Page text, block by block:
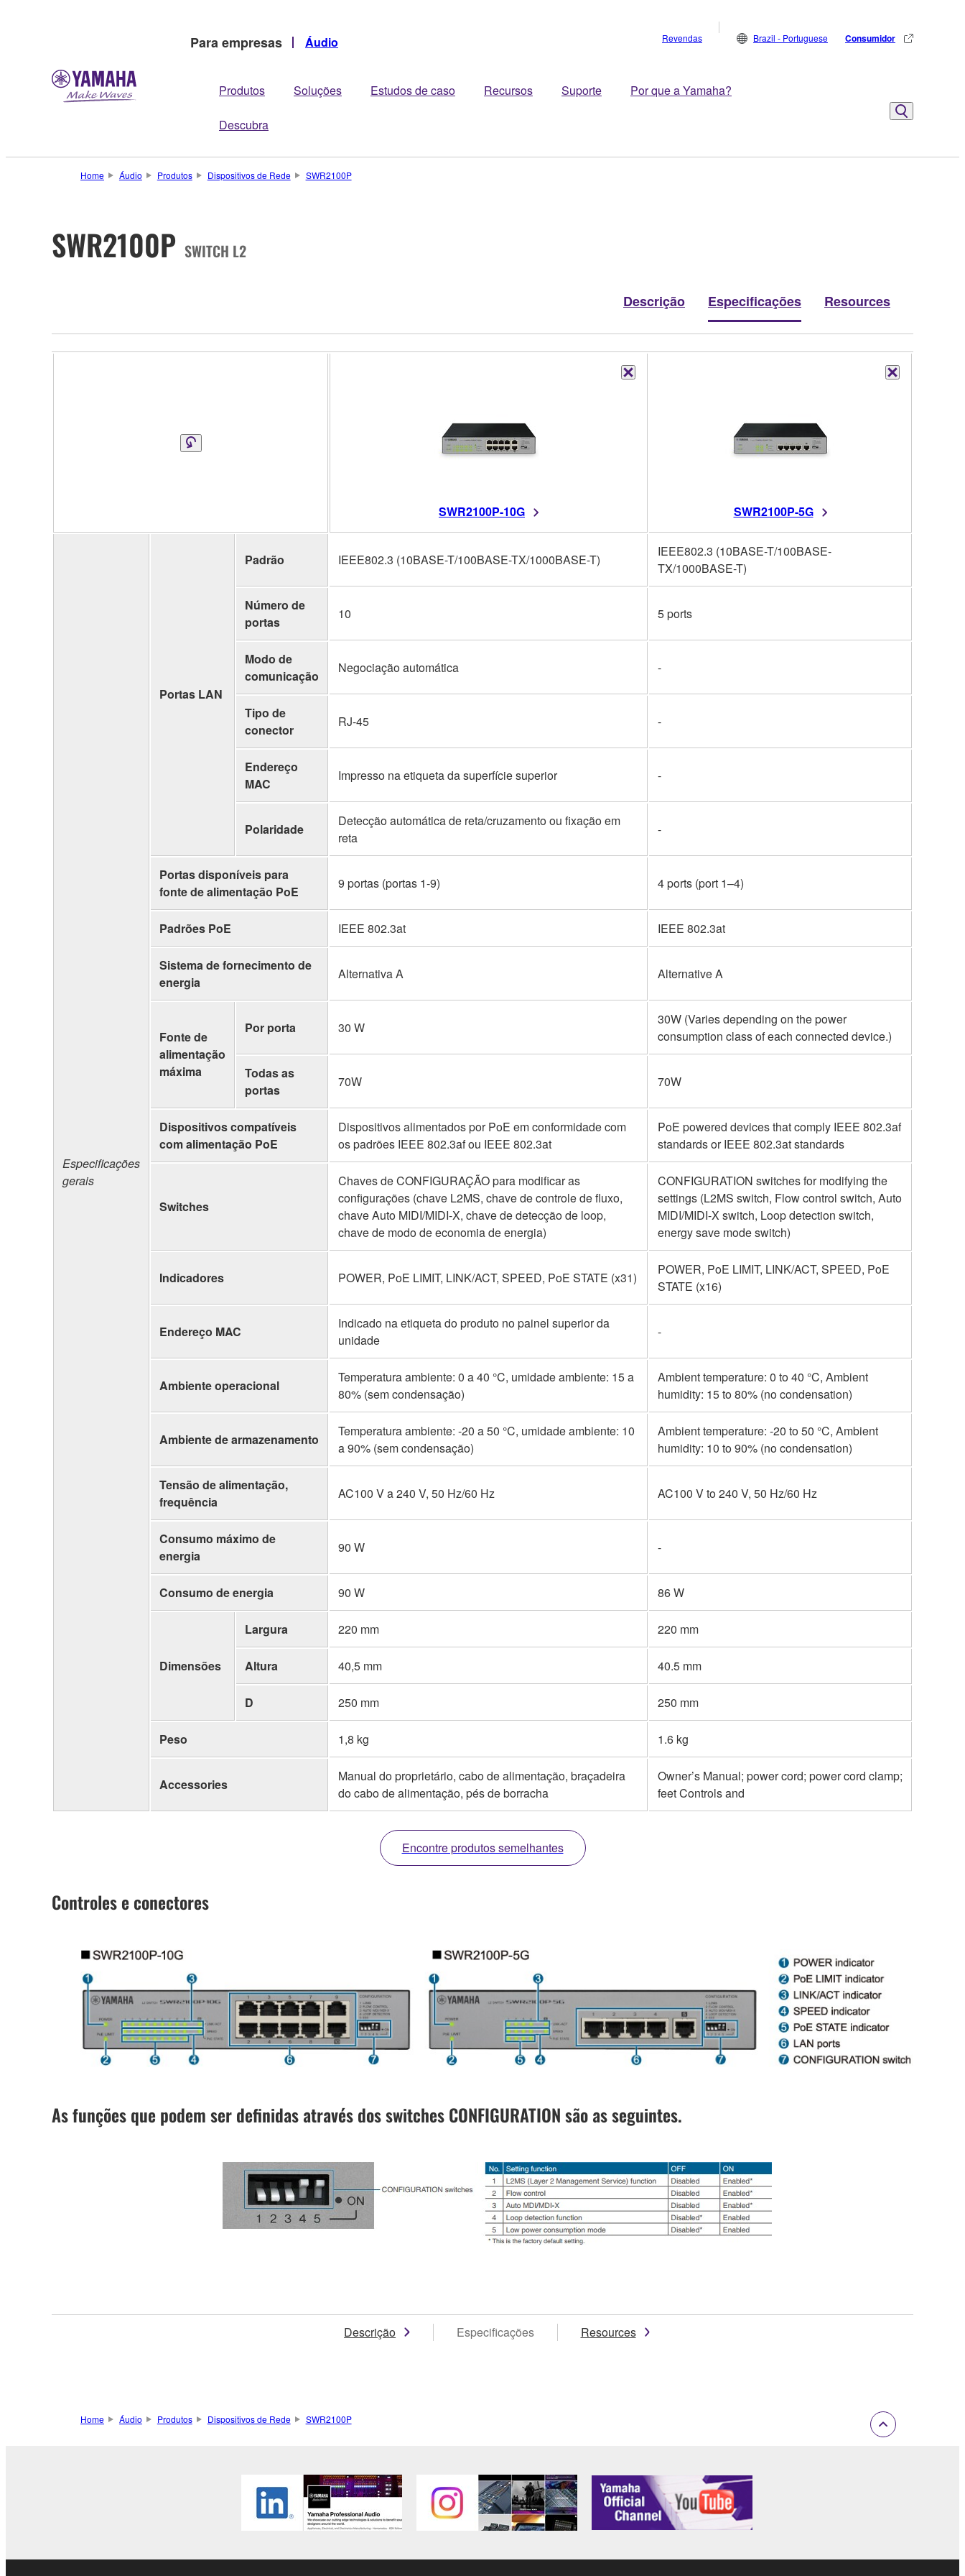
Para empresas Áudio
Produtos Soluções Estudos de caso Recursos Suporte Por que a Yamaha?
Descubra
Revendas Brazil - Portuguese Consumidor
Home Áudio Produtos Dispositivos de Rede SWR2100P
SWR2100P SWITCH L2
Descrição Especificações Resources
SWR2100P-10G SWR2100P-5G
Especificações
gerais
Portas LAN
Padrão IEEE802.3 (10BASE-T/100BASE-TX/1000BASE-T)
IEEE802.3 (10BASE-T/100BASE-
TX/1000BASE-T)
Número de
portas
10 5 ports
Modo de
comunicação
Negociação automática -
Tipo de
conector
RJ-45 -
Endereço
MAC
Impresso na etiqueta da superfície superior -
Polaridade
Detecção automática de reta/cruzamento ou fixação em
reta
-
Portas disponíveis para
fonte de alimentação PoE
9 portas (portas 1-9) 4 ports (port 1–4)
Padrões PoE IEEE 802.3at IEEE 802.3at
Sistema de fornecimento de
energia
Alternativa A Alternative A
Fonte de
alimentação
máxima
Por porta 30 W
30W (Varies depending on the power
consumption class of each connected device.)
Todas as
portas
70W 70W
Dispositivos compatíveis
com alimentação PoE
Dispositivos alimentados por PoE em conformidade com
os padrões IEEE 802.3af ou IEEE 802.3at
PoE powered devices that comply IEEE 802.3af
standards or IEEE 802.3at standards
Switches
Chaves de CONFIGURAÇÃO para modificar as
configurações (chave L2MS, chave de controle de fluxo,
chave Auto MIDI/MIDI-X, chave de detecção de loop,
chave de modo de economia de energia)
CONFIGURATION switches for modifying the
settings (L2MS switch, Flow control switch, Auto
MIDI/MIDI-X switch, Loop detection switch,
energy save mode switch)
Indicadores POWER, PoE LIMIT, LINK/ACT, SPEED, PoE STATE (x31)
POWER, PoE LIMIT, LINK/ACT, SPEED, PoE
STATE (x16)
Endereço MAC
Indicado na etiqueta do produto no painel superior da
unidade
-
Ambiente operacional
Temperatura ambiente: 0 a 40 °C, umidade ambiente: 15 a
80% (sem condensação)
Ambient temperature: 0 to 40 °C, Ambient
humidity: 15 to 80% (no condensation)
Ambiente de armazenamento
Temperatura ambiente: -20 a 50 °C, umidade ambiente: 10
a 90% (sem condensação)
Ambient temperature: -20 to 50 °C, Ambient
humidity: 10 to 90% (no condensation)
Tensão de alimentação,
frequência
AC100 V a 240 V, 50 Hz/60 Hz AC100 V to 240 V, 50 Hz/60 Hz
Consumo máximo de
energia
90 W -
Consumo de energia 90 W 86 W
Dimensões
Largura 220 mm 220 mm
Altura 40,5 mm 40.5 mm
D 250 mm 250 mm
Peso 1,8 kg 1.6 kg
Accessories
Manual do proprietário, cabo de alimentação, braçadeira
do cabo de alimentação, pés de borracha
Owner’s Manual; power cord; power cord clamp;
feet Controls and
Encontre produtos semelhantes
Controles e conectores
As funções que podem ser definidas através dos switches CONFIGURATION são as seguintes.
Descrição Especificações Resources
Home Áudio Produtos Dispositivos de Rede SWR2100P